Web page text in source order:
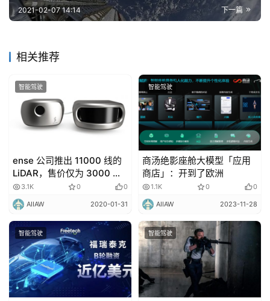
下一篇
2021-02-07 14:14
相关推荐
智能驾驶
ense 公司推出 11000 线的
LiDAR，售价仅为 3000 美
元！
3.1K 0 0
AIIAW 2020-01-31
智能驾驶
商汤绝影座舱大模型「应用
商店」：开到了欧洲
1.1K 0 0
AIIAW 2023-11-28
智能驾驶 智能驾驶